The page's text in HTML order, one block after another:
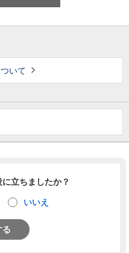
いて
立ちましたか？
いいえ
る